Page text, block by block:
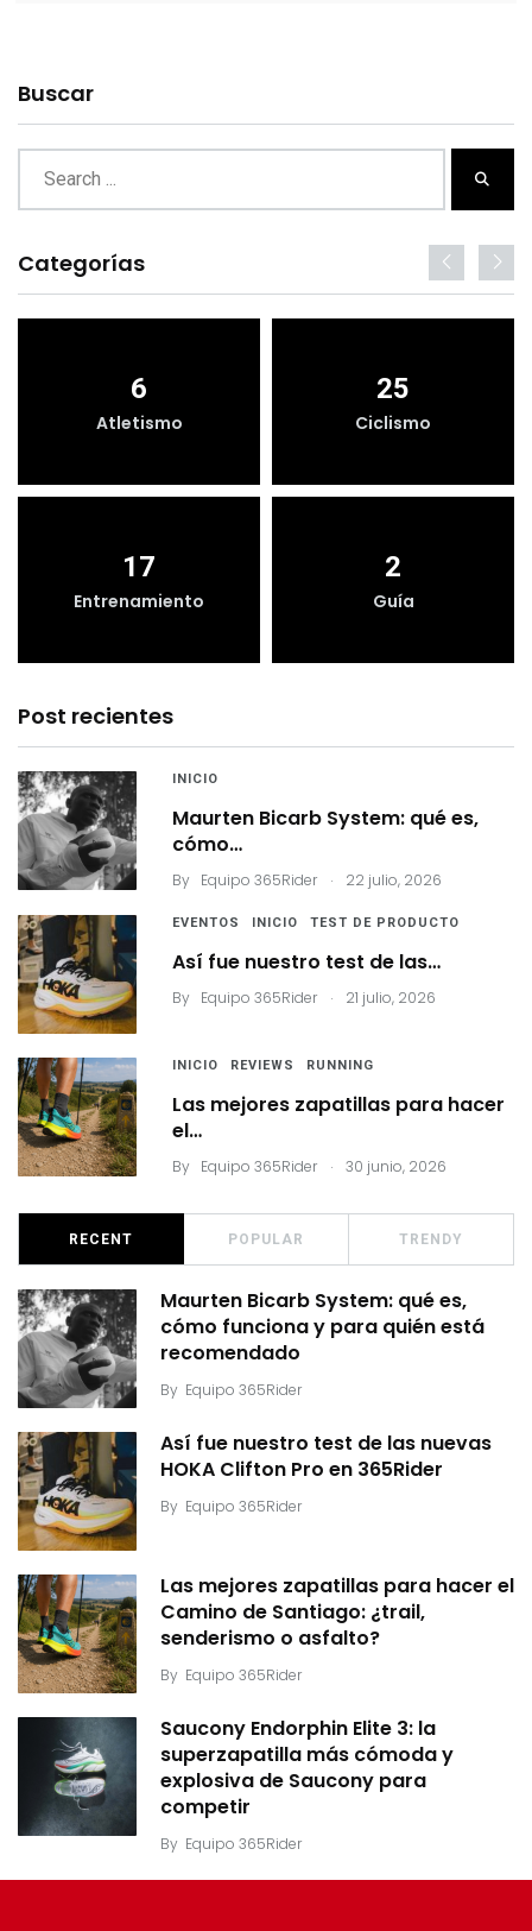
Buscar
Categorías
6
Atletismo
25
Ciclismo
17
Entrenamiento
2
Guía
Post recientes
INICIO
Maurten Bicarb System: qué es,
cómo…
By Equipo 365Rider . 22 julio, 2026
EVENTOS INICIO TEST DE PRODUCTO
Así fue nuestro test de las…
By Equipo 365Rider . 21 julio, 2026
INICIO REVIEWS RUNNING
Las mejores zapatillas para hacer
el…
By Equipo 365Rider . 30 junio, 2026
RECENT POPULAR TRENDY
Maurten Bicarb System: qué es,
cómo funciona y para quién está
recomendado
By Equipo 365Rider
Así fue nuestro test de las nuevas
HOKA Clifton Pro en 365Rider
By Equipo 365Rider
Las mejores zapatillas para hacer el
Camino de Santiago: ¿trail,
senderismo o asfalto?
By Equipo 365Rider
Saucony Endorphin Elite 3: la
superzapatilla más cómoda y
explosiva de Saucony para
competir
By Equipo 365Rider